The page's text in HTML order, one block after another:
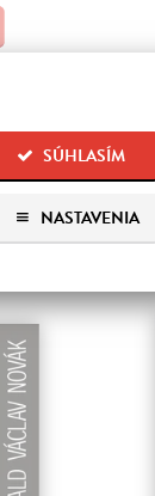
SÚHLASÍM
NASTAVENIA